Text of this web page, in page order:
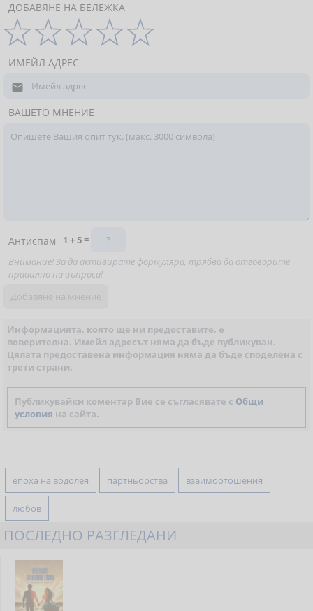
ДОБАВЯНЕ НА БЕЛЕЖКА
ИМЕЙЛ АДРЕС

ВАШЕТО МНЕНИЕ
Антиспам
1 + 5 =
Внимание! За да активирате формуляра, трябва да отговорите
правилно на въпроса!
Информацията, която ще ни предоставите, е
поверителна. Имейл адресът няма да бъде публикуван.
Цялата предоставена информация няма да бъде споделена с
трети страни.
Публикувайки коментар Вие се съгласявате с Общи
условия на сайта.
епоха на водолея партньорства взаимоотошения
любов
ПОСЛЕДНО РАЗГЛЕДАНИ